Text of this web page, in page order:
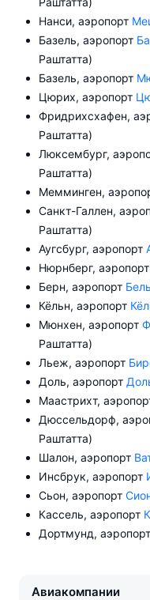
Нанси, аэропорт
Базель, аэропорт
Раштатта)
Базель, аэропорт
Цюрих, аэропорт
Фридрихсхафен,
Раштатта)
Люксембург,
Раштатта)
Мемминген,
Санкт-Галлен,
Раштатта)
Аугсбург, аэропорт
Нюрнберг, аэропорт
Берн, аэропорт
Кёльн, аэропорт
Мюнхен, аэропорт
Раштатта)
Льеж, аэропорт
Доль, аэропорт
Маастрихт,
Дюссельдорф,
Раштатта)
Шалон, аэропорт
Инсбрук, аэропорт
Сьон, аэропорт
Кассель, аэропорт
Дортмунд, аэропорт
Авиакомпании